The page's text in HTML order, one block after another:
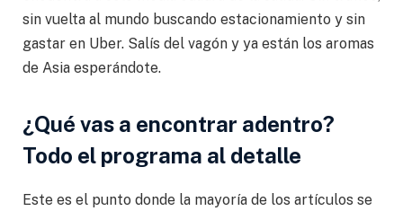
sin vuelta al mundo buscando estacionamiento y sin
gastar en Uber. Salís del vagón y ya están los aromas
de Asia esperándote.
¿Qué vas a encontrar adentro?
Todo el programa al detalle
Este es el punto donde la mayoría de los artículos se